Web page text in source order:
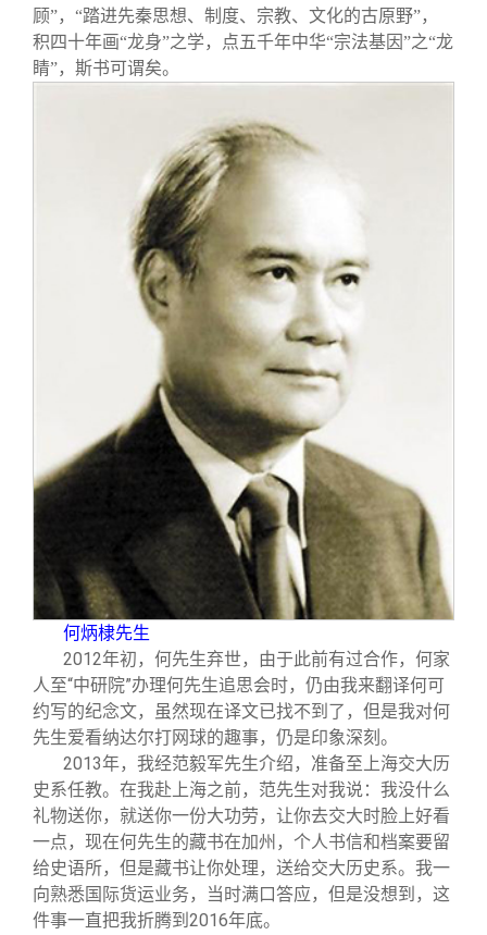
顾”，“踏进先秦思想、制度、宗教、文化的古原野”，
积四十年画“龙身”之学，点五千年中华“宗法基因”之“龙
睛”，斯书可谓矣。
何炳棣先生
2012年初，何先生弃世，由于此前有过合作，何家
人至“中研院”办理何先生追思会时，仍由我来翻译何可
约写的纪念文，虽然现在译文已找不到了，但是我对何
先生爱看纳达尔打网球的趣事，仍是印象深刻。
2013年，我经范毅军先生介绍，准备至上海交大历
史系任教。在我赴上海之前，范先生对我说：我没什么
礼物送你，就送你一份大功劳，让你去交大时脸上好看
一点，现在何先生的藏书在加州，个人书信和档案要留
给史语所，但是藏书让你处理，送给交大历史系。我一
向熟悉国际货运业务，当时满口答应，但是没想到，这
件事一直把我折腾到2016年底。